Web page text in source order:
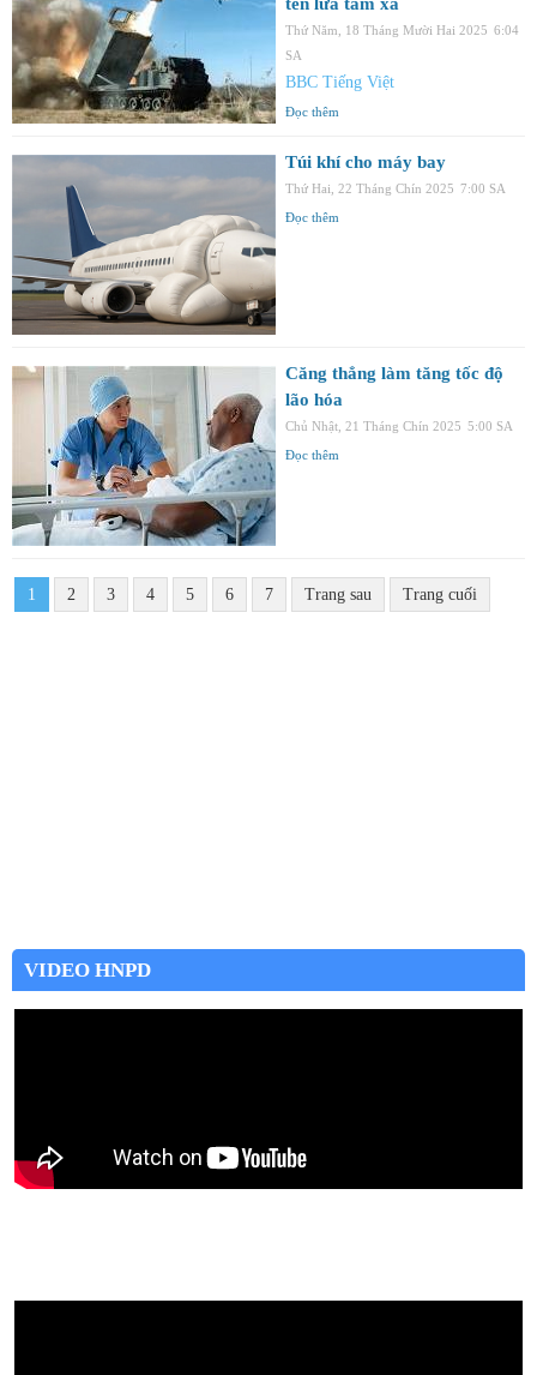
Thứ Năm, 18 Tháng Mười Hai 2025 6:04
SA
BBC Tiếng Việt
Đọc thêm
Túi khí cho máy bay
Thứ Hai, 22 Tháng Chín 2025 7:00 SA
Đọc thêm
Căng thẳng làm tăng tốc độ
lão hóa
Chủ Nhật, 21 Tháng Chín 2025 5:00 SA
Đọc thêm
1 2 3 4 5 6 7 Trang sau Trang cuối
VIDEO HNPD